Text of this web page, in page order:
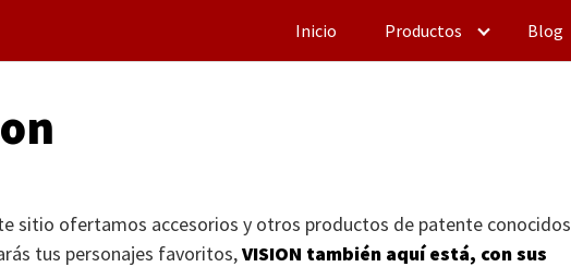
Inicio Productos Blog
sitio ofertamos accesorios y otros productos de patente conocidos
tus personajes favoritos,VISION también aquí está, con sus